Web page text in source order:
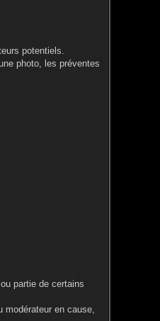
potentiels.
photo, les préventes
partie de certains
modérateur en cause,